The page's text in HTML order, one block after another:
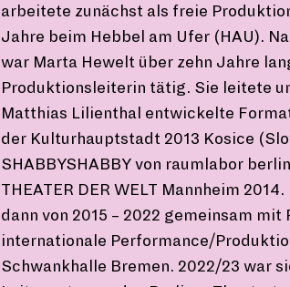
arbeitete zunächst als freie
Jahre beim Hebbel am Ufer (HAU).
war Marta Hewelt über zehn Jahre
Produktionsleiterin tätig. Sie leitete
Matthias Lilienthal entwickelte
der Kulturhauptstadt 2013 Kosice
SHABBYSHABBY von raumlabor
THEATER DER WELT Mannheim
dann von 2015 – 2022 gemeinsam mit
internationale Performance/
Schwankhalle Bremen. 2022/23 war